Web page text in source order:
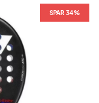
SPAR 34%
SPAR 34%
SPAR 34%